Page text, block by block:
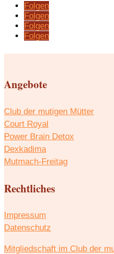
Folgen
Folgen
Folgen
Folgen
Angebote
Club der mutigen Mütter
Court Royal
Power Brain Detox
Dexkadima
Mutmach-Freitag
Rechtliches
Impressum
Datenschutz
Mitgliedschaft im Club der